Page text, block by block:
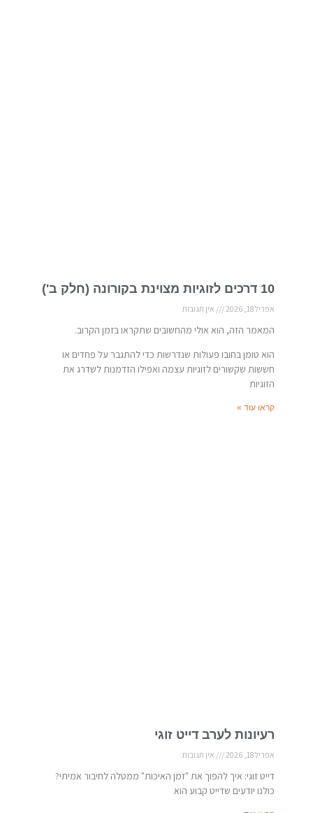
10 דרכים לזוגיות מצוינת בקורונה (חלק ב')
אפריל 18, 2026 אין תגובות
המאמר הזה, הוא אולי מהחשובים שתקראו בזמן הקרוב.
הוא טומן בחובו פעולות שנדרשות כדי להתגבר על פחדים או
חששות שקשורים לזוגיות עצמה ואפילו הזדמנות לשדרג את
הזוגיות
קראו עוד »
רעיונות לערב דייט זוגי
אפריל 18, 2026 אין תגובות
דייט זוגי: איך להפוך את "זמן האיכות" ממטלה לחיבור אמיתי?
כולנו יודעים שדייט קבוע הוא